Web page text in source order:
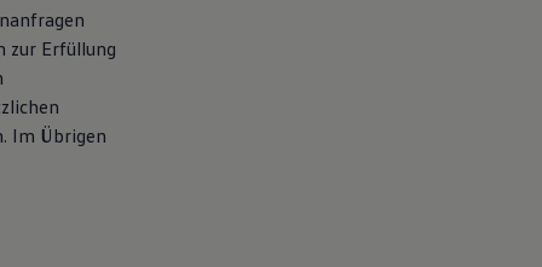
zur Erfüllung
Im Übrigen